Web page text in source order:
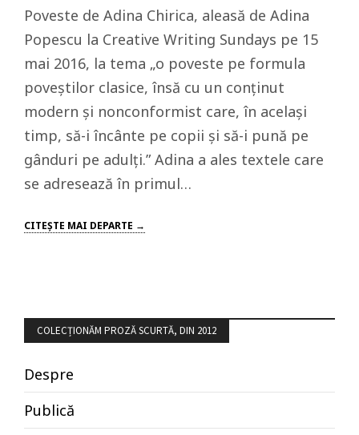
Poveste de Adina Chirica, aleasă de Adina
Popescu la Creative Writing Sundays pe 15
mai 2016, la tema „o poveste pe formula
poveștilor clasice, însă cu un conținut
modern și nonconformist care, în același
timp, să-i încânte pe copii și să-i pună pe
gânduri pe adulți.” Adina a ales textele care
se adresează în primul…
CITEŞTE MAI DEPARTE →
COLECȚIONĂM PROZĂ SCURTĂ, DIN 2012
Despre
Publică